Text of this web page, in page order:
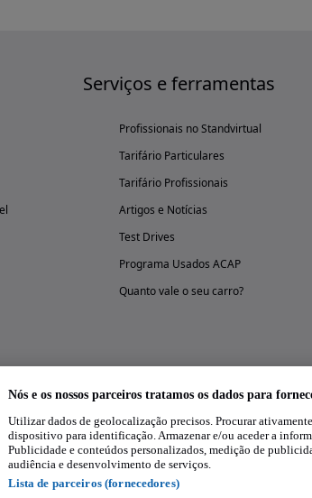
Serviços e ferramentas
Profissionais no Standvirtual
Tarifário Particulares
Tarifário Profissionais
Artigos e Notícias
Test Drives
Programa Usados ACAP
Quanto vale o seu carro?
a aplicação
Nós e os nossos parceiros tratamos os dados para
Utilizar dados de geolocalização precisos. Procurar
dispositivo para identificação. Armazenar e/ou aceder a
Publicidade e conteúdos personalizados, medição de
audiência e desenvolvimento de serviços.
Lista de parceiros (fornecedores)